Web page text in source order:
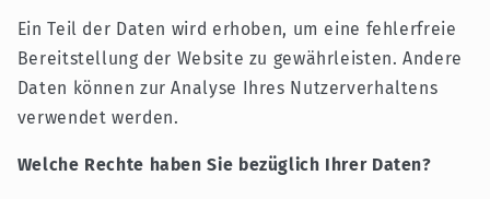
Ein Teil der Daten wird erhoben, um eine fehlerfreie
Bereitstellung der Website zu gewährleisten. Andere
Daten können zur Analyse Ihres Nutzerverhaltens
verwendet werden.
Welche Rechte haben Sie bezüglich Ihrer Daten?